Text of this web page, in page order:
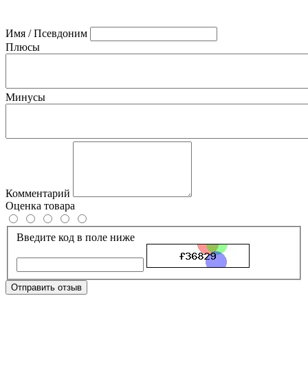
Имя / Псевдоним
Плюсы
Минусы
Комментарий
Оценка товара
Введите код в поле ниже
Отправить отзыв